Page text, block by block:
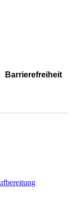
Barrierefreiheit